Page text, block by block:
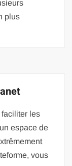
plus
faciliter les
espace de
vous